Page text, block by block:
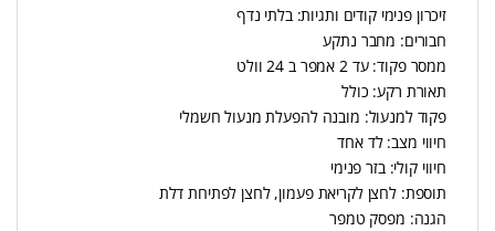
זיכרון פנימי קודים ותגיות: בלתי נדף
חבורים: מחבר נתקע
ממסר פקוד: עד 2 אמפר ב 24 וולט
תאורת רקע: כולל
פקוד למנעול: מובנה להפעלת מנעול חשמלי
חיווי מצב: לד אחד
חיווי קולי: בזר פנימי
תוספת: לחצן לקריאת פעמון, לחצן לפתיחת דלת
הגנה: מפסק טמפר